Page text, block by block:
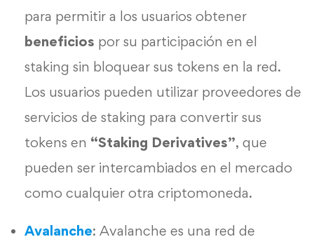
para permitir a los usuarios obtener
beneficios por su participación en el
staking sin bloquear sus tokens en la red.
Los usuarios pueden utilizar proveedores de
servicios de staking para convertir sus
tokens en “Staking Derivatives”, que
pueden ser intercambiados en el mercado
como cualquier otra criptomoneda.
Avalanche: Avalanche es una red de